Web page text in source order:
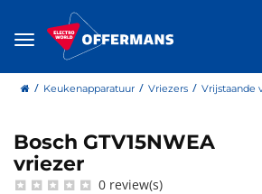
Menu
homeKeukenapparatuur Vriezers Vrijstaande
Bosch
Bosch GTV15NWEA
vriezer
0 review(s)